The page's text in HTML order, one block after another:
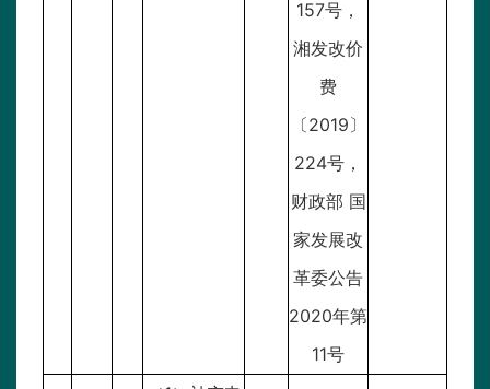
157号，
湘发改价
费
〔2019〕
224号，
财政部 国
家发展改
革委公告
2020年第
11号